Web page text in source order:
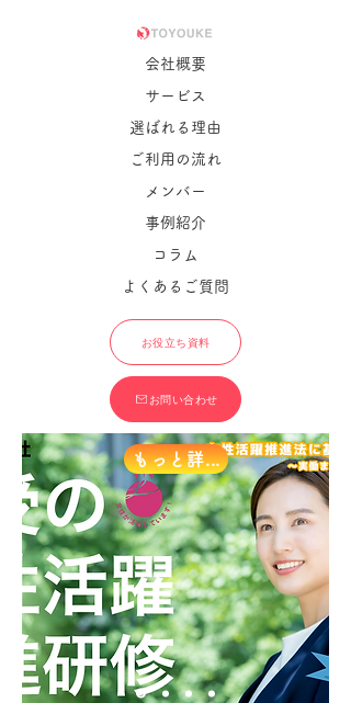
​会社概要
サービス
選ばれる理由
ご利用の流れ
メンバー
事例紹介
コラム
よくあるご質問
お役立ち資料
お問い合わせ
もっと詳しく